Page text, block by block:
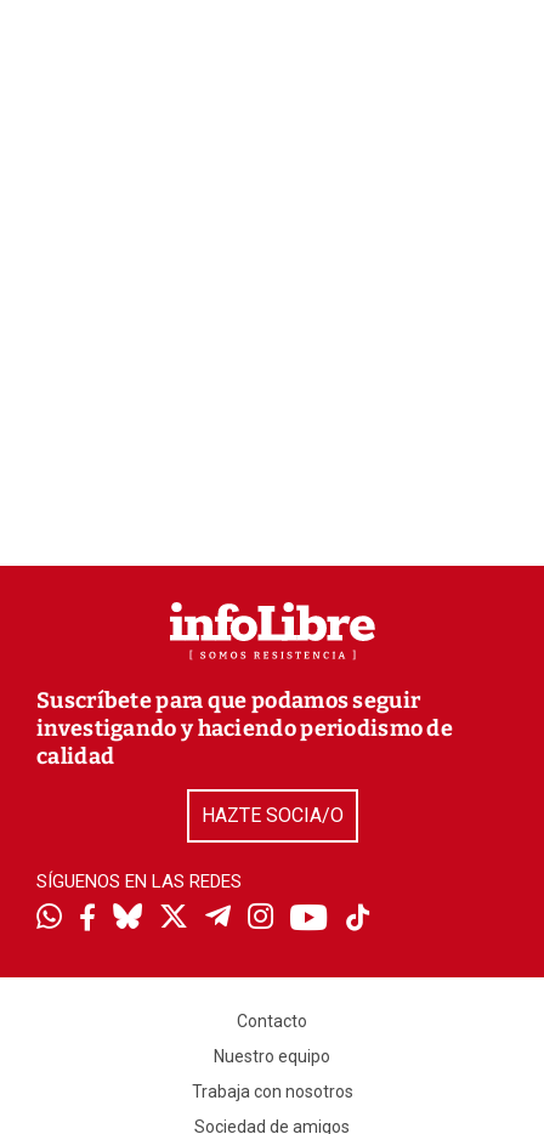
Suscríbete para que podamos seguir
investigando y haciendo periodismo de
calidad
HAZTE SOCIA/O
SÍGUENOS EN LAS REDES
Contacto
Nuestro equipo
Trabaja con nosotros
Sociedad de amigos